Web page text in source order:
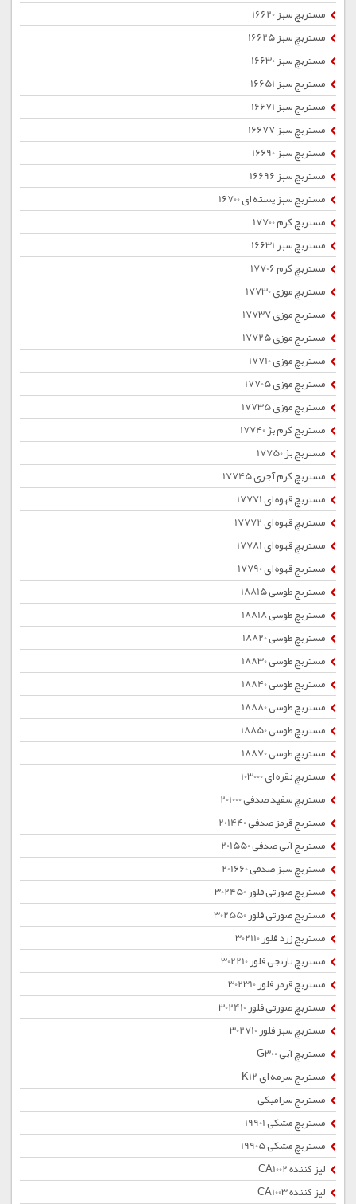
مستربچ سبز 16620
مستربچ سبز 16625
مستربچ سبز 16630
مستربچ سبز 16651
مستربچ سبز 16671
مستربچ سبز 16677
مستربچ سبز 16690
مستربچ سبز 16696
مستربچ سبز پسته ای 16700
مستربچ کرم 17700
مستربچ سبز 16631
مستربچ کرم 17706
مستربچ موزی 17730
مستربچ موزی 17737
مستربچ موزی 17725
مستربچ موزی 17710
مستربچ موزی 17705
مستربچ موزی 17735
مستربچ کرم بژ 17740
مستربچ بژ 17750
مستربچ کرم آجری 17745
مستربچ قهوه ای 17771
مستربچ قهوه ای 17772
مستربچ قهوه ای 17781
مستربچ قهوه ای 17790
مستربچ طوسی 18815
مستربچ طوسی 18818
مستربچ طوسی 18820
مستربچ طوسی 18830
مستربچ طوسی 18840
مستربچ طوسی 18880
مستربچ طوسی 18850
مستربچ طوسی 18870
مستربچ نقره ای 103000
مستربچ سفید صدفی 201000
مستربچ قرمز صدفی 201440
مستربچ آبی صدفی 201550
مستربچ سبز صدفی 201660
مستربچ صورتی فلور 302450
مستربچ صورتی فلور 302550
مستربچ زرد فلور 302110
مستربچ نارنجی فلور 302210
مستربچ قرمز فلور 302310
مستربچ صورتی فلور 302410
مستربچ سبز فلور 302710
مستربچ آبی G300
مستربچ سرمه ای K12
مستربچ سرامیکی
مستربچ مشکی 19901
مستربچ مشکی 19905
لیز کننده CA1002
لیز کننده CA1003